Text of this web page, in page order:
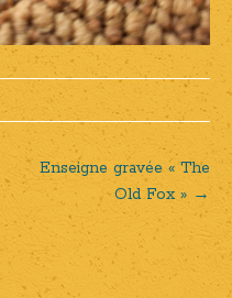
Enseigne gravée « The
Old Fox » →